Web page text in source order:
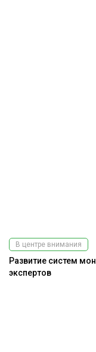
В центре внимания
Развитие систем
экспертов